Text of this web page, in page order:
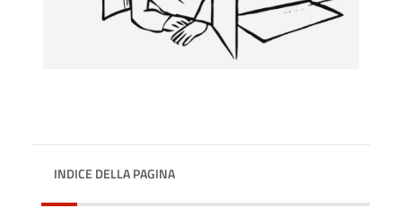
INDICE DELLA PAGINA